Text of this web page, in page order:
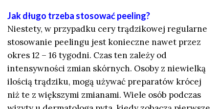
Jak długo trzeba stosować peeling?
Niestety, w przypadku cery trądzikowej regularne
stosowanie peelingu jest konieczne nawet przez
okres 12 – 16 tygodni. Czas ten zależy od
intensywności zmian skórnych. Osoby z niewielką
ilością trądziku, mogą używać preparatów krócej
niż te z większymi zmianami. Wiele osób podczas